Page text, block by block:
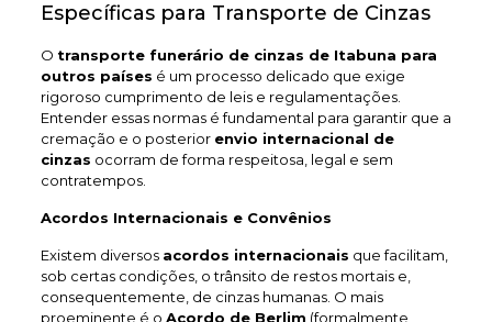
Específicas para Transporte de Cinzas
O transporte funerário de cinzas de Itabuna para
outros países é um processo delicado que exige
rigoroso cumprimento de leis e regulamentações.
Entender essas normas é fundamental para garantir que a
cremação e o posterior envio internacional de
cinzas ocorram de forma respeitosa, legal e sem
contratempos.
Acordos Internacionais e Convênios
Existem diversos acordos internacionais que facilitam,
sob certas condições, o trânsito de restos mortais e,
consequentemente, de cinzas humanas. O mais
proeminente é o Acordo de Berlim (formalmente